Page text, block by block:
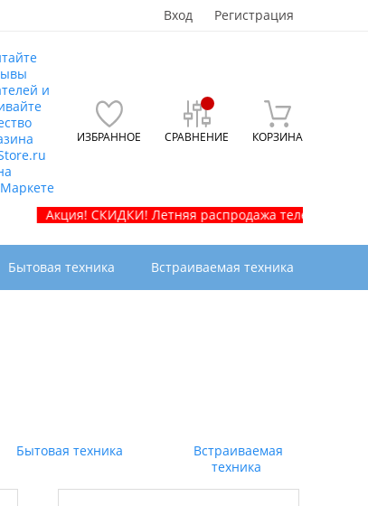
Вход Регистрация
ИЗБРАННОЕ СРАВНЕНИЕ КОРЗИНА
Акция! СКИДКИ! Летняя распродажа телевизоров и
Бытовая техника Встраиваемая техника
Бытовая техника
Встраиваемая
техника